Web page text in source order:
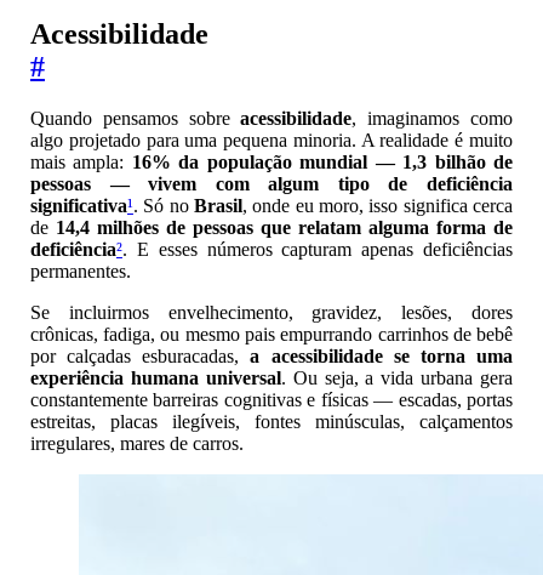
Acessibilidade
#
Quando pensamos sobreacessibilidade, imaginamos como
algo projetado para uma pequena minoria. A realidade é muito
mais ampla: 16% da população mundial — 1,3 bilhão de
pessoas — vivem com algum tipo de deficiência
significativa¹. Só no Brasil, onde eu moro, isso significa cerca
de 14,4 milhões de pessoas que relatam alguma forma de
deficiência². E esses números capturam apenas deficiências
permanentes.
Se incluirmos envelhecimento, gravidez, lesões, dores
crônicas, fadiga, ou mesmo pais empurrando carrinhos de bebê
por calçadas esburacadas,a acessibilidade se torna uma
experiência humana universal. Ou seja, a vida urbana gera
constantemente barreiras cognitivas e físicas — escadas, portas
estreitas, placas ilegíveis, fontes minúsculas, calçamentos
irregulares, mares de carros.